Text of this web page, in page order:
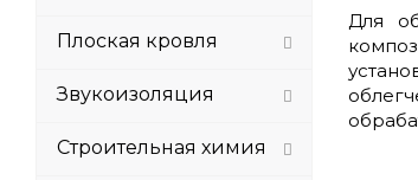
Для
Плоская кровля
Звукоизоляция
Строительная химия